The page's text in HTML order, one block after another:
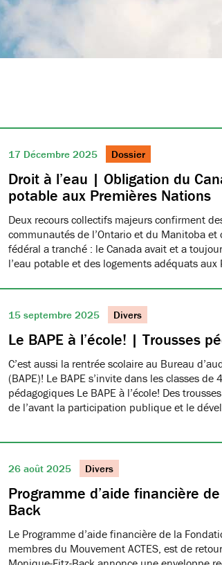
17 Décembre 2025 Dossier
Droit à l’eau | Obligation du
potable aux Premières Nations
Deux recours collectifs majeurs confirment
communautés de l’Ontario et du Manitoba
fédéral a tranché : le Canada avait et a
l’eau potable et des logements adéquats
15 septembre 2025 Divers
Le BAPE à l’école! | Trousses
C’est aussi la rentrée scolaire au Bureau
(BAPE)! Le BAPE s’invite dans les classes de
pédagogiques Le BAPE à l’école! Des
de l’avant la participation publique et le
26 août 2025 Divers
Programme d’aide financière
Back
Le Programme d’aide financière de la
membres du Mouvement ACTES, est de